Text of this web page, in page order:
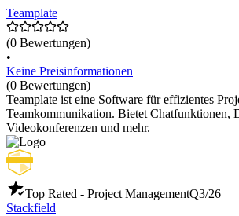
Teamplate
(0 Bewertungen)
•
Keine Preisinformationen
(0 Bewertungen)
Teamplate ist eine Software für effizientes
Teamkommunikation. Bietet Chatfunktionen,
Videokonferenzen und mehr.
Top Rated - Project ManagementQ3/26
Stackfield